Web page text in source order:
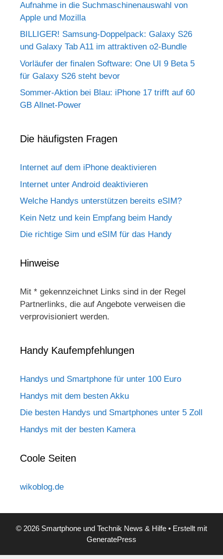
Aufnahme in die Suchmaschinenauswahl von
Apple und Mozilla
BILLIGER! Samsung-Doppelpack: Galaxy S26
und Galaxy Tab A11 im attraktiven o2-Bundle
Vorläufer der finalen Software: One UI 9 Beta 5
für Galaxy S26 steht bevor
Sommer-Aktion bei Blau: iPhone 17 trifft auf 60
GB Allnet-Power
Die häufigsten Fragen
Internet auf dem iPhone deaktivieren
Internet unter Android deaktivieren
Welche Handys unterstützen bereits eSIM?
Kein Netz und kein Empfang beim Handy
Die richtige Sim und eSIM für das Handy
Hinweise
Mit * gekennzeichnet Links sind in der Regel
Partnerlinks, die auf Angebote verweisen die
verprovisioniert werden.
Handy Kaufempfehlungen
Handys und Smartphone für unter 100 Euro
Handys mit dem besten Akku
Die besten Handys und Smartphones unter 5 Zoll
Handys mit der besten Kamera
Coole Seiten
wikoblog.de
© 2026 Smartphone und Technik News & Hilfe • Erstellt mit
GeneratePress